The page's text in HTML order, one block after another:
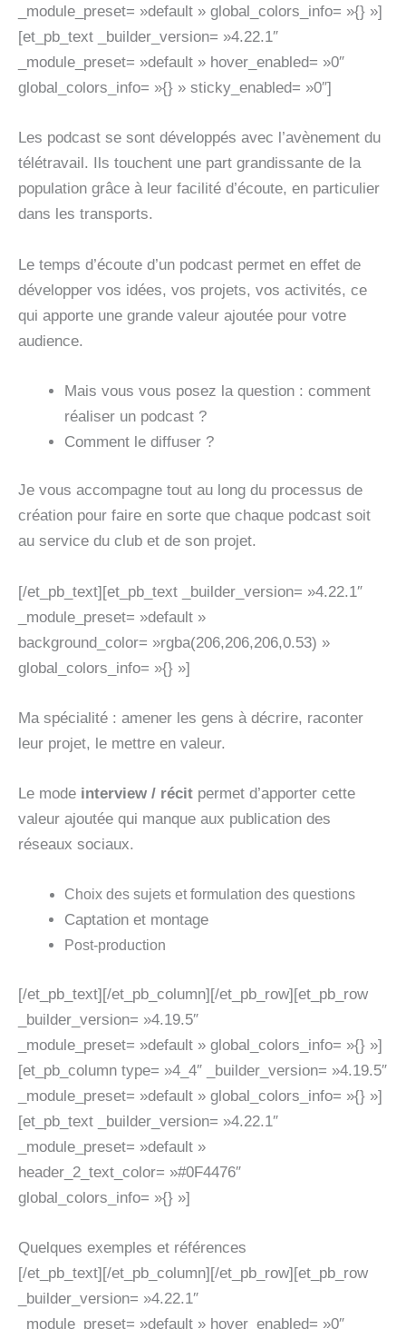
_module_preset= »default » global_colors_info= »{} »]
[et_pb_text _builder_version= »4.22.1″
_module_preset= »default » hover_enabled= »0″
global_colors_info= »{} » sticky_enabled= »0″]
Les podcast se sont développés avec l’avènement du
télétravail. Ils touchent une part grandissante de la
population grâce à leur facilité d’écoute, en particulier
dans les transports.
Le temps d’écoute d’un podcast permet en effet de
développer vos idées, vos projets, vos activités, ce
qui apporte une grande valeur ajoutée pour votre
audience.
Mais vous vous posez la question : comment
réaliser un podcast ?
Comment le diffuser ?
Je vous accompagne tout au long du processus de
création pour faire en sorte que chaque podcast soit
au service du club et de son projet.
[/et_pb_text][et_pb_text _builder_version= »4.22.1″
_module_preset= »default »
background_color= »rgba(206,206,206,0.53) »
global_colors_info= »{} »]
Ma spécialité : amener les gens à décrire, raconter
leur projet, le mettre en valeur.
Le mode interview / récit permet d’apporter cette
valeur ajoutée qui manque aux publication des
réseaux sociaux.
Choix des sujets et formulation des questions
Captation et montage
Post-production
[/et_pb_text][/et_pb_column][/et_pb_row][et_pb_row
_builder_version= »4.19.5″
_module_preset= »default » global_colors_info= »{} »]
[et_pb_column type= »4_4″ _builder_version= »4.19.5″
_module_preset= »default » global_colors_info= »{} »]
[et_pb_text _builder_version= »4.22.1″
_module_preset= »default »
header_2_text_color= »#0F4476″
global_colors_info= »{} »]
Quelques exemples et références
[/et_pb_text][/et_pb_column][/et_pb_row][et_pb_row
_builder_version= »4.22.1″
_module_preset= »default » hover_enabled= »0″